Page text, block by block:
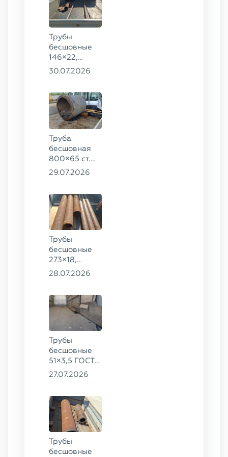
Трубы
бесшовные
146×22,
68×12 ГОСТ
30.07.2026
Труба
бесшовная
800×65 ст.
17ГС
29.07.2026
Трубы
бесшовные
273×18,
168×12 ГОСТ
28.07.2026
Трубы
бесшовные
51×3,5 ГОСТ
8732-78, ст.
27.07.2026
Трубы
бесшовные